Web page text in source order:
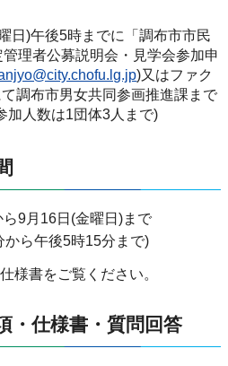
日)午後5時までに「調布市市民
理者公募説明会・見学会参加申
)又はファク
調布市男女共同参画推進課まで
加人数は1団体3人まで)
9月16日(金曜日)まで
から午後5時15分まで)
様書をご覧ください。
・仕様書・質問回答